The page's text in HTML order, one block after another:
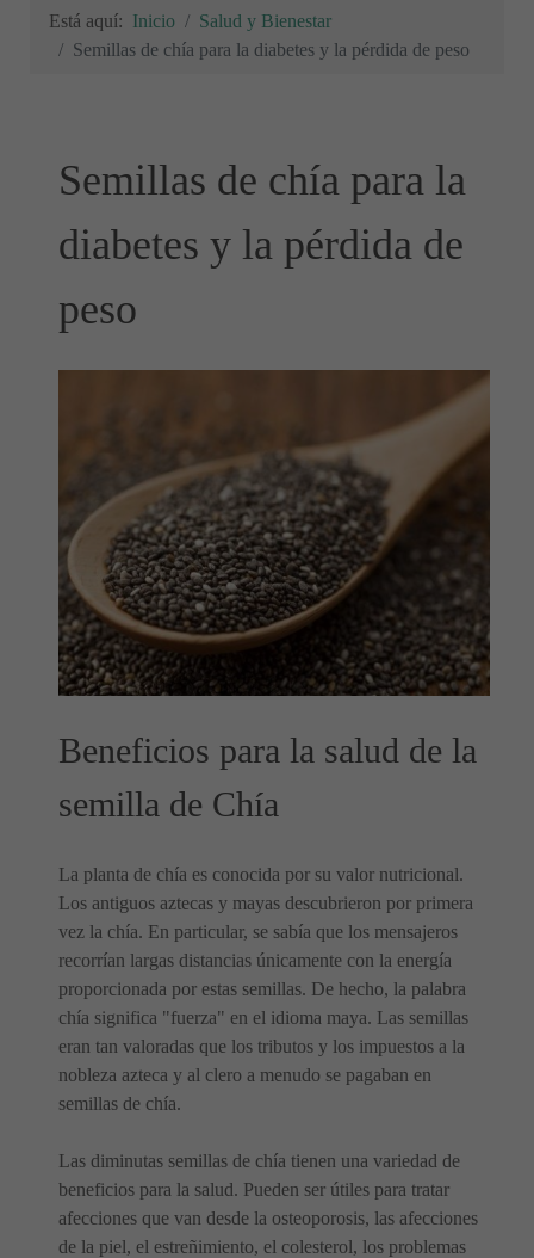
Está aquí: Inicio
Salud y Bienestar
Semillas de chía para la diabetes y la pérdida de peso
Semillas de chía para la
diabetes y la pérdida de
peso
Beneficios para la salud de la
semilla de Chía
La planta de chía es conocida por su valor nutricional.
Los antiguos aztecas y mayas descubrieron por primera
vez la chía. En particular, se sabía que los mensajeros
recorrían largas distancias únicamente con la energía
proporcionada por estas semillas. De hecho, la palabra
chía significa "fuerza" en el idioma maya. Las semillas
eran tan valoradas que los tributos y los impuestos a la
nobleza azteca y al clero a menudo se pagaban en
semillas de chía.
Las diminutas semillas de chía tienen una variedad de
beneficios para la salud. Pueden ser útiles para tratar
afecciones que van desde la osteoporosis, las afecciones
de la piel, el estreñimiento, el colesterol, los problemas